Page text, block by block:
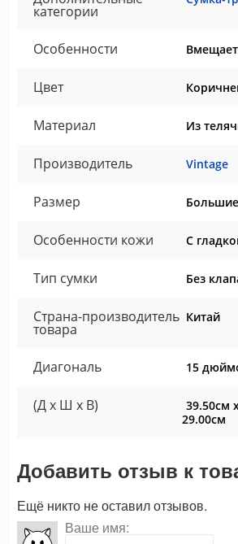
категории
Особенности
Цвет
Материал Из
Производитель Vintage
Размер Большие
Особенности кожи С
Тип сумки Без
Страна-производитель
товара
Китай
Диагональ 15
(Д x Ш x В)
39.50см
29.00см
Добавить отзыв к
Ещё никто не оставил отзывов.
Ваше имя: